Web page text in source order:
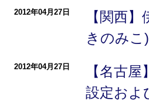
2012年04月27日
【関西
きのみこ
2012年04月27日
【名古
設定およ